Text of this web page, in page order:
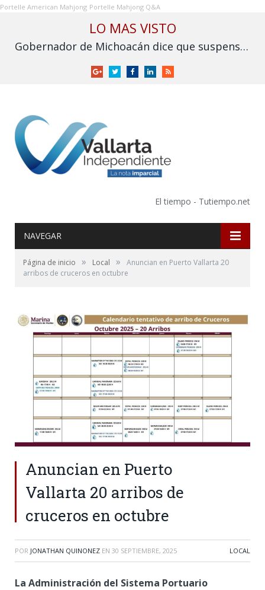
Portelle American Mahjong Portelle Mahjong Q&A
LO MAS VISTO
Gobernador de Michoacán dice que suspensión de exportación de aguacate es por operativos recientes de seguridad
GoogleTwitterFacebookLinkedInRSS
El tiempo - Tutiempo.net
NAVEGAR
Página de inicio » Local »
Anuncian en Puerto Vallarta 20
arribos de cruceros en octubre
Anuncian en Puerto
Vallarta 20 arribos de
cruceros en octubre
POR JONATHAN QUINONEZ EN 30 SEPTIEMBRE, 2025 LOCAL
La Administración del Sistema Portuario